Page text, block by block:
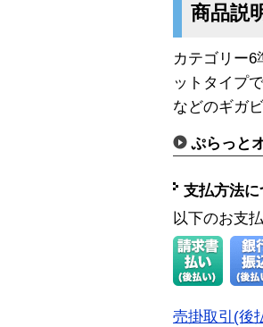
商品説
カテゴリー6
ットタイプ
などのギガ
ぷらっと
支払方法に
以下のお支
売掛取引(後